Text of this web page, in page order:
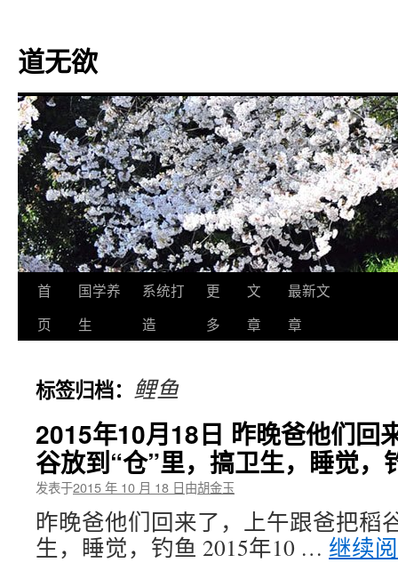
道无欲
跳
文
首
页
国学养
生
系统打
造
更
多
文
章
最新文
章
标签归档： 鲤鱼
2015年10月18日 昨晚爸他们回
谷放到“仓”里，搞卫生，睡觉，
发表于2015 年 10 月 18 日由胡金玉
昨晚爸他们回来了，上午跟爸把稻
生，睡觉，钓鱼 2015年10 … 继续